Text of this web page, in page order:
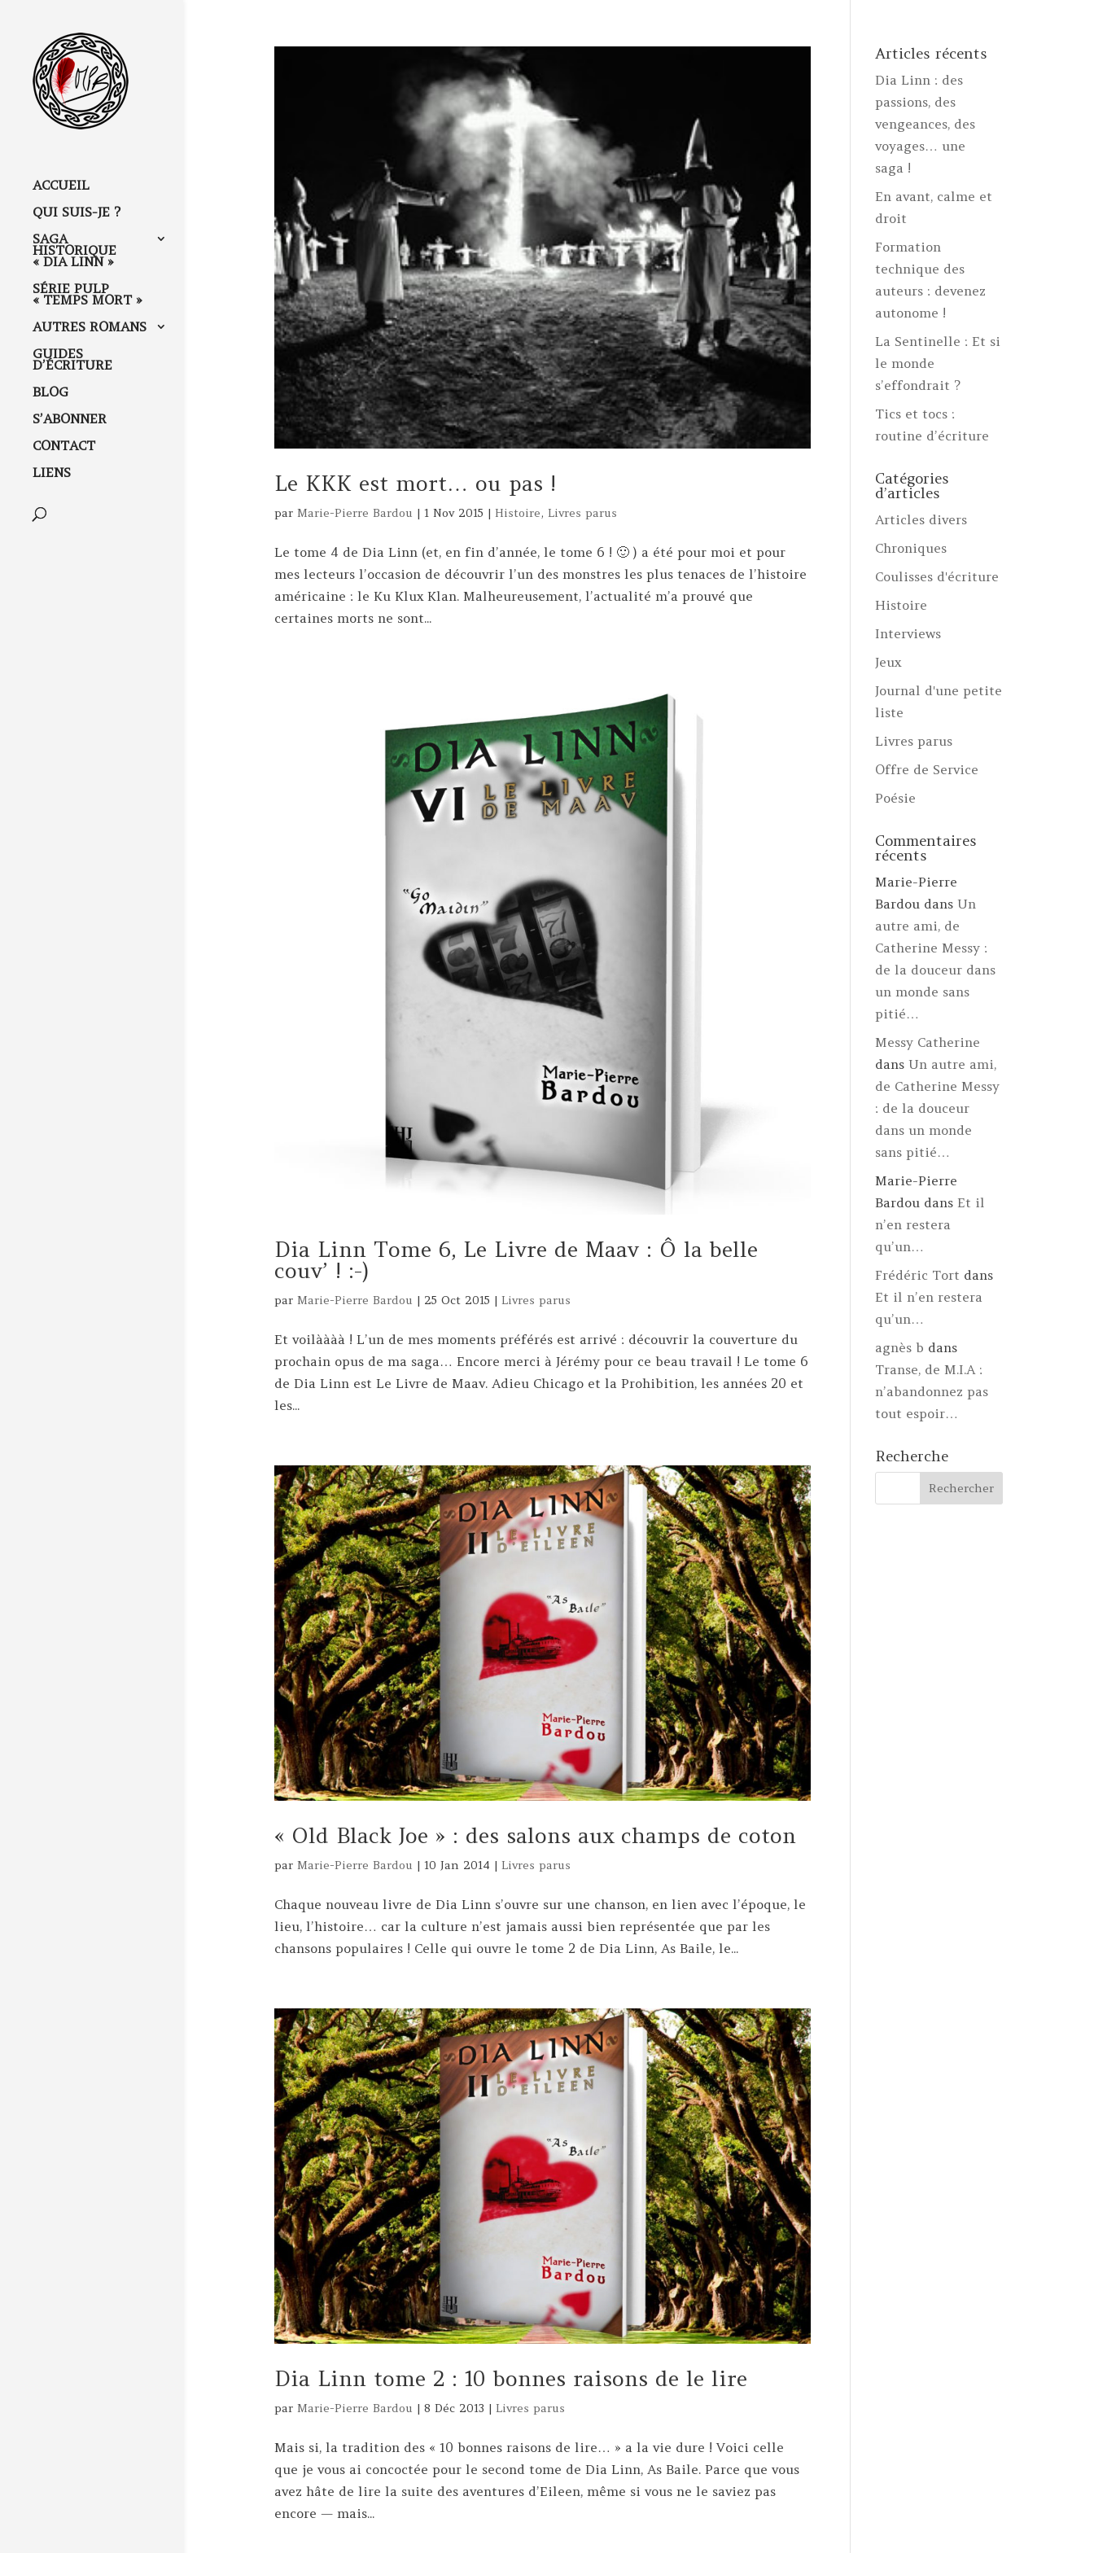
ACCUEIL
QUI SUIS-JE ?
SAGA
HISTORIQUE
« DIA LINN »
SÉRIE PULP
« TEMPS MORT »
AUTRES ROMANS
GUIDES
D’ÉCRITURE
BLOG
S’ABONNER
CONTACT
LIENS
Le KKK est mort… ou pas !
par Marie-Pierre Bardou | 1 Nov 2015 | Histoire, Livres parus
Le tome 4 de Dia Linn (et, en fin d’année, le tome 6 ! 🙂 ) a été pour moi et pour
mes lecteurs l’occasion de découvrir l’un des monstres les plus tenaces de l’histoire
américaine : le Ku Klux Klan. Malheureusement, l’actualité m’a prouvé que
certaines morts ne sont...
Dia Linn Tome 6, Le Livre de Maav : Ô la belle
couv’ ! :-)
par Marie-Pierre Bardou | 25 Oct 2015 | Livres parus
Et voilàààà ! L’un de mes moments préférés est arrivé : découvrir la couverture du
prochain opus de ma saga… Encore merci à Jérémy pour ce beau travail ! Le tome 6
de Dia Linn est Le Livre de Maav. Adieu Chicago et la Prohibition, les années 20 et
les...
« Old Black Joe » : des salons aux champs de coton
par Marie-Pierre Bardou | 10 Jan 2014 | Livres parus
Chaque nouveau livre de Dia Linn s’ouvre sur une chanson, en lien avec l’époque, le
lieu, l’histoire… car la culture n’est jamais aussi bien représentée que par les
chansons populaires ! Celle qui ouvre le tome 2 de Dia Linn, As Baile, le...
Dia Linn tome 2 : 10 bonnes raisons de le lire
par Marie-Pierre Bardou | 8 Déc 2013 | Livres parus
Mais si, la tradition des « 10 bonnes raisons de lire… » a la vie dure ! Voici celle
que je vous ai concoctée pour le second tome de Dia Linn, As Baile. Parce que vous
avez hâte de lire la suite des aventures d’Eileen, même si vous ne le saviez pas
encore — mais...
Articles récents
Dia Linn : des
passions, des
vengeances, des
voyages… une
saga !
En avant, calme et
droit
Formation
technique des
auteurs : devenez
autonome !
La Sentinelle : Et si
le monde
s’effondrait ?
Tics et tocs :
routine d’écriture
Catégories
d’articles
Articles divers
Chroniques
Coulisses d'écriture
Histoire
Interviews
Jeux
Journal d'une petite
liste
Livres parus
Offre de Service
Poésie
Commentaires
récents
Marie-Pierre
Bardou dansUn
autre ami, de
Catherine Messy :
de la douceur dans
un monde sans
pitié…
Messy Catherine
dansUn autre ami,
de Catherine Messy
: de la douceur
dans un monde
sans pitié…
Marie-Pierre
Bardou dansEt il
n’en restera
qu’un…
Frédéric Tort dans
Et il n’en restera
qu’un…
agnès b dans
Transe, de M.I.A :
n’abandonnez pas
tout espoir…
Recherche